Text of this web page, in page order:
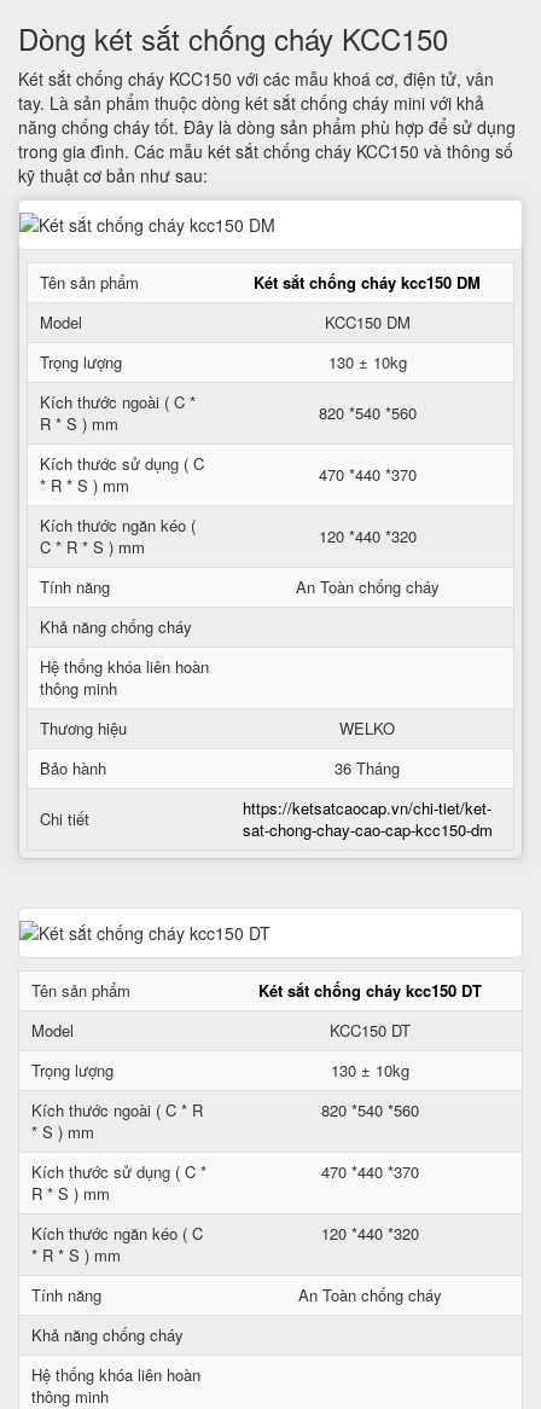
Dòng két sắt chống cháy KCC150
Két sắt chống cháy KCC150 với các mẫu khoá cơ, điện tử, vân
tay. Là sản phẩm thuộc dòng két sắt chống cháy mini với khả
năng chống cháy tốt. Đây là dòng sản phẩm phù hợp để sử dụng
trong gia đình. Các mẫu két sắt chống cháy KCC150 và thông số
kỹ thuật cơ bản như sau:
Tên sản phẩm
Két sắt chống cháy kcc150 DM
Model
KCC150 DM
Trọng lượng
130 ± 10kg
Kích thước ngoài ( C *
R * S ) mm
820 *540 *560
Kích thước sử dụng ( C
* R * S ) mm
470 *440 *370
Kích thước ngăn kéo (
C * R * S ) mm
120 *440 *320
Tính năng
An Toàn chống cháy
Khả năng chống cháy
Hệ thống khóa liên hoàn
thông minh
Thương hiệu
WELKO
Bảo hành
36 Tháng
Chi tiết
https://ketsatcaocap.vn/chi-tiet/ket-
sat-chong-chay-cao-cap-kcc150-dm
Tên sản phẩm
Két sắt chống cháy kcc150 DT
Model
KCC150 DT
Trọng lượng
130 ± 10kg
Kích thước ngoài ( C * R
* S ) mm
820 *540 *560
Kích thước sử dụng ( C *
R * S ) mm
470 *440 *370
Kích thước ngăn kéo ( C
* R * S ) mm
120 *440 *320
Tính năng
An Toàn chống cháy
Khả năng chống cháy
Hệ thống khóa liên hoàn
thông minh